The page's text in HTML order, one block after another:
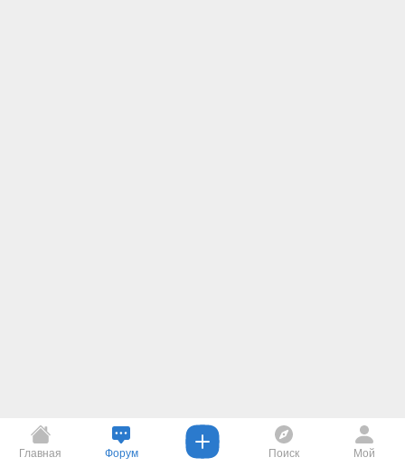
Главная Форум Поиск Мой